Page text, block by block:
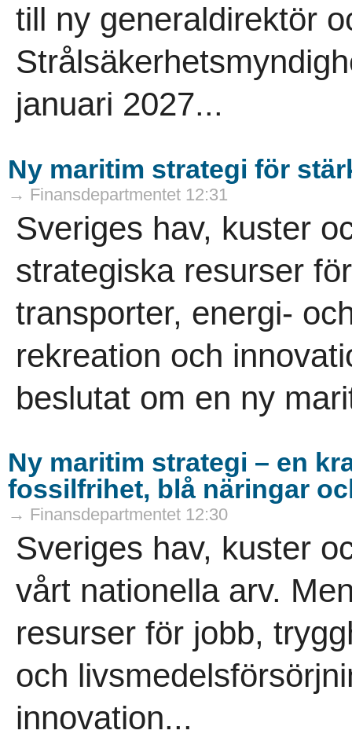
till ny generaldirektör
januari 2027...
Ny maritim strategi för
→ Finansdepartmentet 12:31
Sveriges hav, kuster
strategiska resurser
transporter, energi-
rekreation och
beslutat om en ny
Ny maritim strategi – en
fossilfrihet, blå näringar
→ Finansdepartmentet 12:30
Sveriges hav, kuster
vårt nationella arv.
resurser för jobb,
och
innovation...